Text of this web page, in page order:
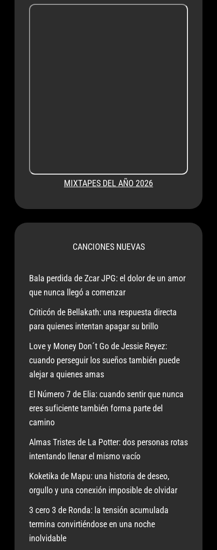
MIXTAPES DEL AÑO 2026
CANCIONES NUEVAS
Bala perdida de Zcar JPG: el dolor de un amor
que nunca llegó a comenzar
Criticón de Bellakath: una respuesta directa
para quienes intentan apagar su brillo
Love y Money Don´t Go de Jessie Reyez:
cuando perseguir los sueños también puede
alejar a quienes amas
El Número 7 de Elia: cuando sentir que nunca
eres suficiente también forma parte del
camino
Almas Tristes de La Potter: dos personas rotas
intentando llenar el mismo vacío
Koketika de Mapu: una historia de deseo,
orgullo y una conexión imposible de olvidar
3 cero 3 de Ronda: la tensión acumulada
termina convirtiéndose en una noche
inolvidable